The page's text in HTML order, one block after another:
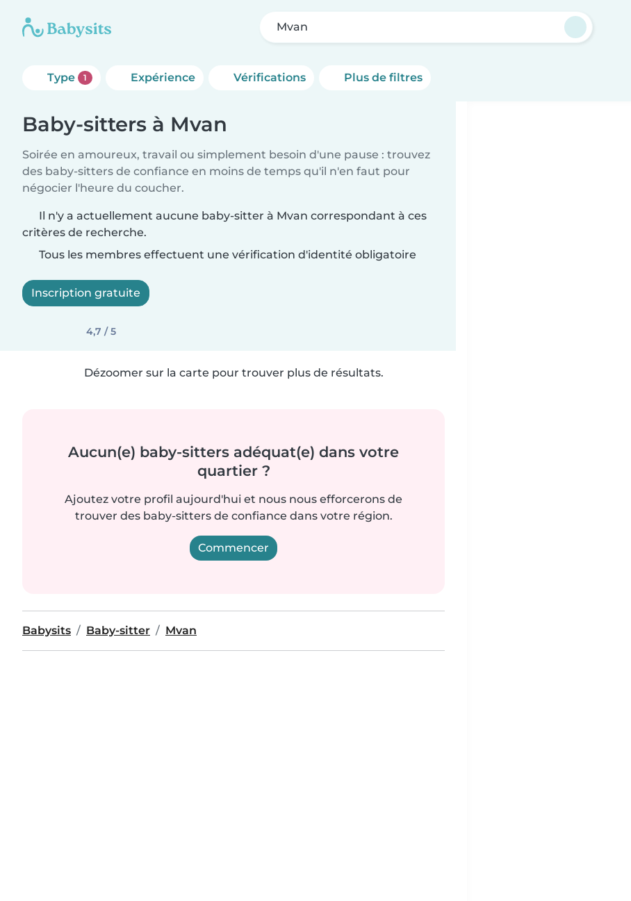
Mvan
Type 1 Expérience Vérifications Plus de filtres
Baby-sitters à Mvan
Soirée en amoureux, travail ou simplement besoin d'une pause : trouvez
des baby-sitters de confiance en moins de temps qu'il n'en faut pour
négocier l'heure du coucher.
Il n'y a actuellement aucune baby-sitter à Mvan correspondant à ces
critères de recherche.
Tous les membres effectuent une vérification d'identité obligatoire
Inscription gratuite
4,7 / 5
Dézoomer sur la carte pour trouver plus de résultats.
Aucun(e) baby-sitters adéquat(e) dans votre
quartier ?
Ajoutez votre profil aujourd'hui et nous nous efforcerons de
trouver des baby-sitters de confiance dans votre région.
Commencer
Babysits Baby-sitter Mvan